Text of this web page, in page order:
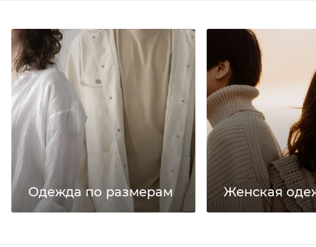
Одежда по размерам Женская